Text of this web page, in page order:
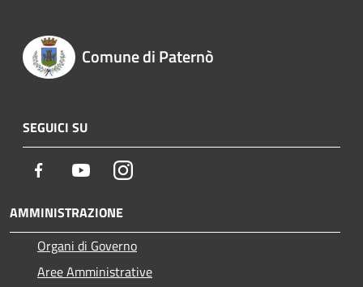
Comune di Paternò
SEGUICI SU
Facebook YoutubeInstagram
AMMINISTRAZIONE
Organi di Governo
Aree Amministrative